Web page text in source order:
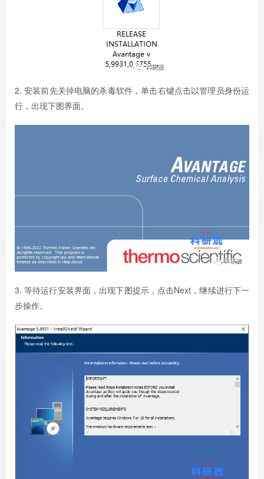
2. 安装前先关掉电脑的杀毒软件，单击右键点击以管理员身份运
行，出现下图界面。
3. 等待运行安装界面，出现下图提示，点击Next，继续进行下一
步操作。